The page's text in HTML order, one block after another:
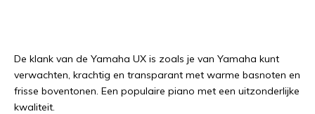
De klank van de Yamaha UX is zoals je van Yamaha kunt
verwachten, krachtig en transparant met warme basnoten en
frisse boventonen. Een populaire piano met een uitzonderlijke
kwaliteit.